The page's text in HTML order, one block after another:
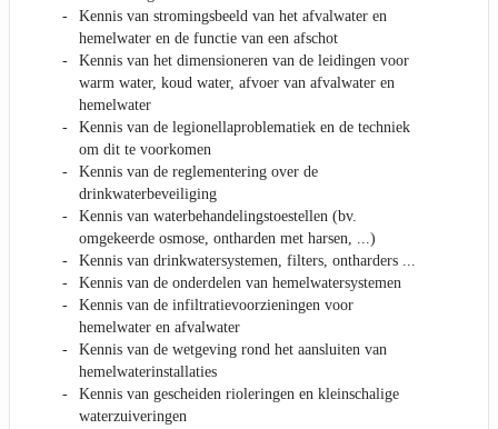
Kennis van stromingsbeeld van het afvalwater en
hemelwater en de functie van een afschot
Kennis van het dimensioneren van de leidingen voor
warm water, koud water, afvoer van afvalwater en
hemelwater
Kennis van de legionellaproblematiek en de techniek
om dit te voorkomen
Kennis van de reglementering over de
drinkwaterbeveiliging
Kennis van waterbehandelingstoestellen (bv.
omgekeerde osmose, ontharden met harsen, ...)
Kennis van drinkwatersystemen, filters, ontharders ...
Kennis van de onderdelen van hemelwatersystemen
Kennis van de infiltratievoorzieningen voor
hemelwater en afvalwater
Kennis van de wetgeving rond het aansluiten van
hemelwaterinstallaties
Kennis van gescheiden rioleringen en kleinschalige
waterzuiveringen